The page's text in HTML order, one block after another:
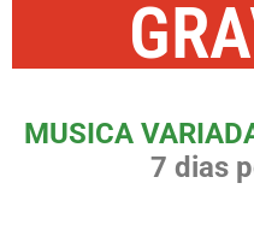
MUSICA
7 dias